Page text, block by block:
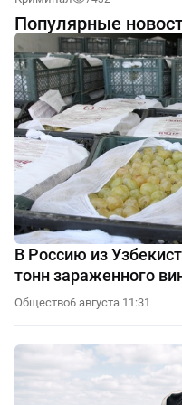
Популярные
В Россию из
тонн зараженного
Общество6 августа 11:31